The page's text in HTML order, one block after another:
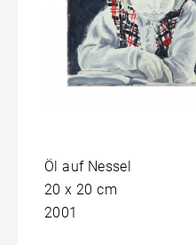
Öl auf Nessel
20 x 20 cm
2001